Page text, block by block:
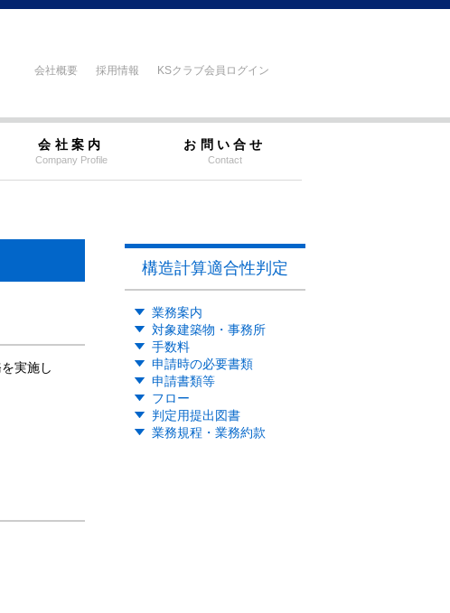
会社概要 採用情報 KSクラブ会員ログイン
会社案内
Company Profile
お問い合せ
Contact
実施し
構造計算適合性判定
業務案内
対象建築物・事務所
手数料
申請時の必要書類
申請書類等
フロー
判定用提出図書
業務規程・業務約款